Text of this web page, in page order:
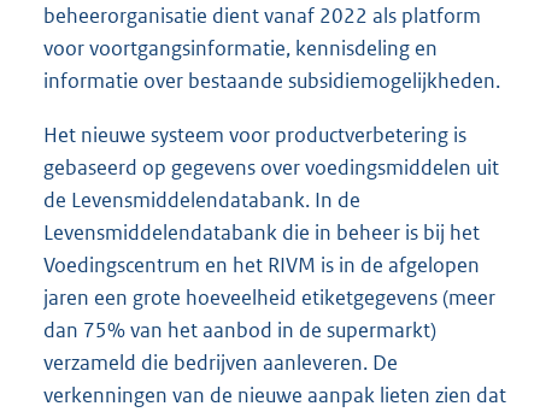
beheerorganisatie dient vanaf 2022 als platform
voor voortgangsinformatie, kennisdeling en
informatie over bestaande subsidiemogelijkheden.
Het nieuwe systeem voor productverbetering is
gebaseerd op gegevens over voedingsmiddelen uit
de Levensmiddelendatabank. In de
Levensmiddelendatabank die in beheer is bij het
Voedingscentrum en het RIVM is in de afgelopen
jaren een grote hoeveelheid etiketgegevens (meer
dan 75% van het aanbod in de supermarkt)
verzameld die bedrijven aanleveren. De
verkenningen van de nieuwe aanpak lieten zien dat